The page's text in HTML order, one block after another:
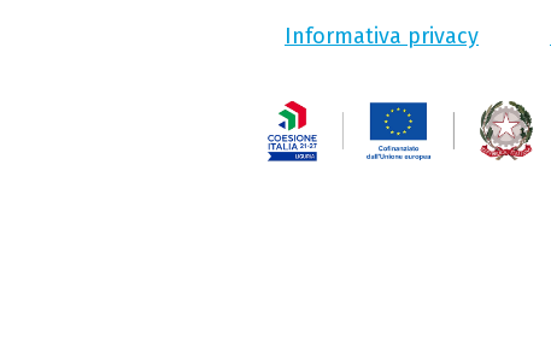
Informativa privacy